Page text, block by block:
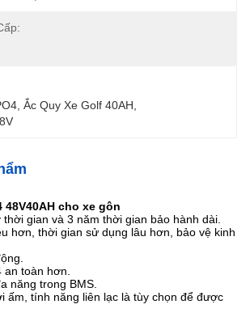
Ắc Quy Xe Golf 40AH
48V40AH cho xe gôn
gian và 3 năm thời gian bảo hành dài.
hơn, thời gian sử dụng lâu hơn, bảo vệ kinh
an toàn hơn.
năng trong BMS.
ấm, tính năng liên lạc là tùy chọn để được